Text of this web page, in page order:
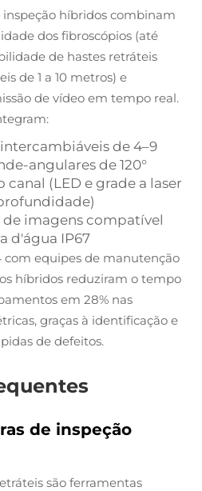
híbridos combinam
dos fibroscópios (até
de hastes retráteis
de 1 a 10 metros) e
de vídeo em tempo real.
de 4–9
angulares de 120°
(LED e grade a laser
de imagens compatível
d'água IP67
com equipes de manutenção
híbridos reduziram o tempo
em 28% nas
graças à identificação e
de defeitos.
de inspeção
são ferramentas